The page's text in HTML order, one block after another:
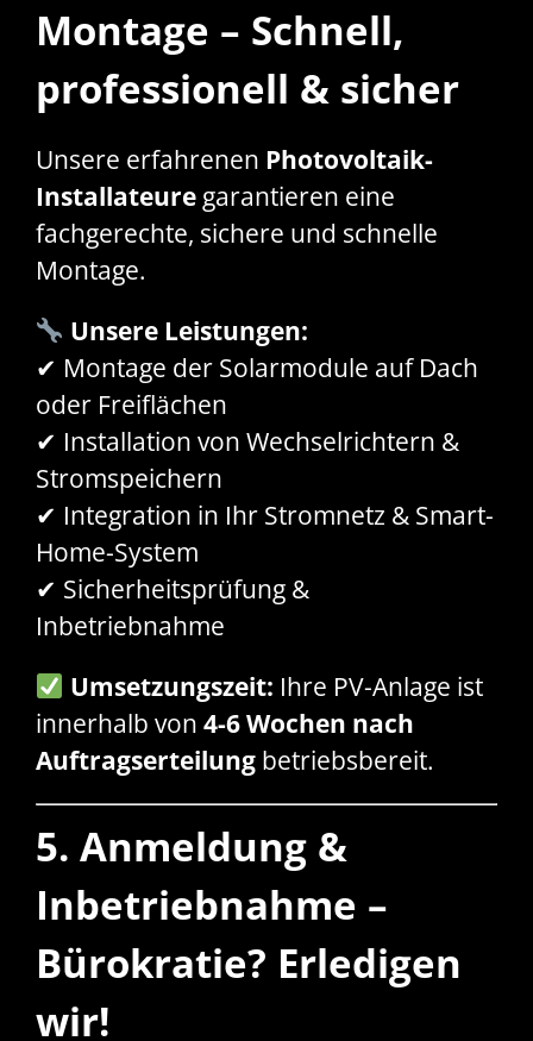
Montage – Schnell,
professionell & sicher
Unsere erfahrenen Photovoltaik-
Installateure garantieren eine
fachgerechte, sichere und schnelle
Montage.
Unsere Leistungen:
✔ Montage der Solarmodule auf Dach
oder Freiflächen
✔ Installation von Wechselrichtern &
Stromspeichern
✔ Integration in Ihr Stromnetz & Smart-
Home-System
✔ Sicherheitsprüfung &
Inbetriebnahme
Umsetzungszeit: Ihre PV-Anlage ist
innerhalb von 4-6 Wochen nach
Auftragserteilung betriebsbereit.
5. Anmeldung &
Inbetriebnahme –
Bürokratie? Erledigen
wir!